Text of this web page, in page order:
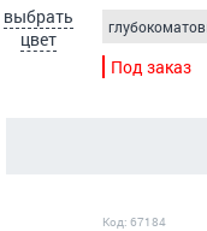
выбрать
цвет
Под заказ
Код: 67184